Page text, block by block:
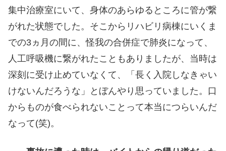
集中治療室にいて、身体のあらゆるところに管が繋
がれた状態でした。そこからリハビリ病棟にいくま
での3ヵ月の間に、怪我の合併症で肺炎になって、
人工呼吸機に繋がれたこともありましたが、当時は
深刻に受け止めていなくて、「長く入院しなきゃい
けないんだろうな」とぼんやり思っていました。口
からものが食べられないことって本当につらいんだ
なって(笑)。